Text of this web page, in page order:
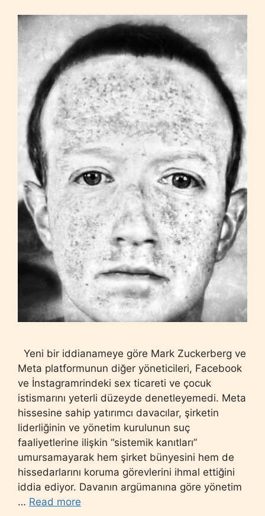
Yeni bir iddianameye göre Mark Zuckerberg ve
Meta platformunun diğer yöneticileri, Facebook
ve İnstagramrindeki sex ticareti ve çocuk
istismarını yeterli düzeyde denetleyemedi. Meta
hissesine sahip yatırımcı davacılar, şirketin
liderliğinin ve yönetim kurulunun suç
faaliyetlerine ilişkin “sistemik kanıtları”
umursamayarak hem şirket bünyesini hem de
hissedarlarını koruma görevlerini ihmal ettiğini
iddia ediyor. Davanın argümanına göre yönetim
… Read more